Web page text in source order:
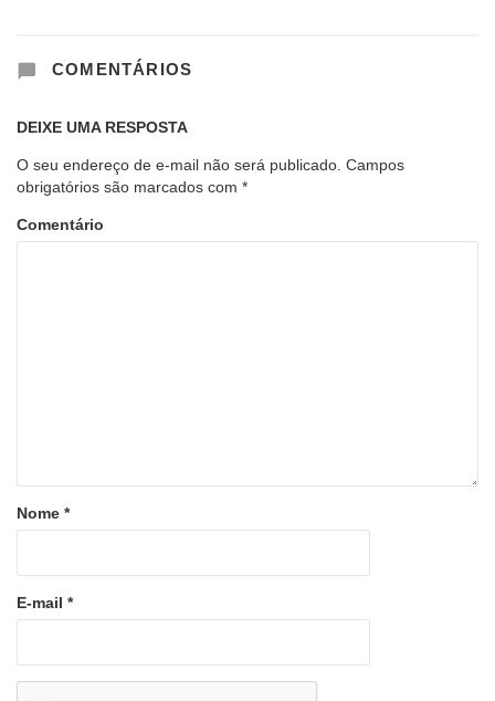
COMENTÁRIOS
DEIXE UMA RESPOSTA
O seu endereço de e-mail não será publicado. Campos
obrigatórios são marcados com *
Comentário
Nome *
E-mail *